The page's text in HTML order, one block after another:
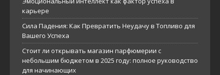
карьере
Сила Падения: Как Превратить Неудачу в Топливо для
Вашего Успеха
Стоит ли открывать магазин парфюмерии с
небольшим бюджетом в 2025 году: полное руководство
для начинающих